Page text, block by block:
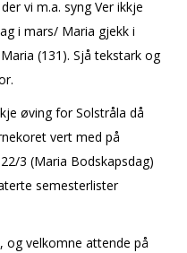
vi m.a. syng Ver ikkje
i mars/ Maria gjekk i
(131). Sjå tekstark og
øving for Solstråla då
vert med på
3 (Maria Bodskapsdag)
semesterlister
og velkomne attende på